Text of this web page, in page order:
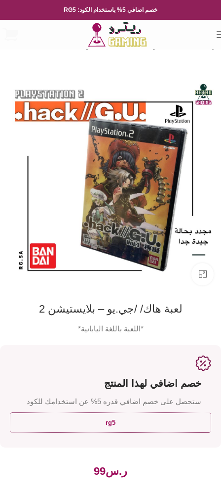
خصم اضافي 5% باستخدام الكود: RG5
Playsation بلايستيشن 2
لعبة هاك/ /جي.يو – بلايستيشن 2
*اللعبة باللغة اليابانية*
خصم اضافي لهذا المنتج
ستحصل على خصم اضافي قدره 5% عن استخدامك للكود
rg5
ر.س